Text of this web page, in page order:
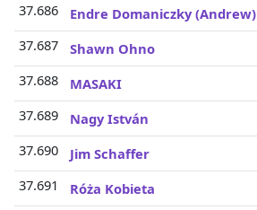
37.686
Endre Domaniczky (Andrew)
37.687
Shawn Ohno
37.688
MASAKI
37.689
Nagy István
37.690
Jim Schaffer
37.691
Róża Kobieta